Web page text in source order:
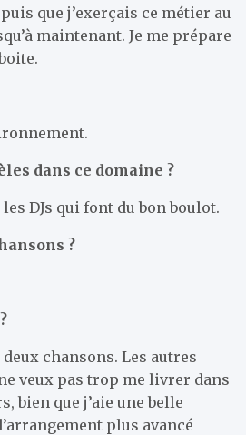
que j’exerçais ce métier au
maintenant. Je me prépare
dans ce domaine ?
DJs qui font du bon boulot.
?
deux chansons. Les autres
veux pas trop me livrer dans
bien que j’aie une belle
plus avancé